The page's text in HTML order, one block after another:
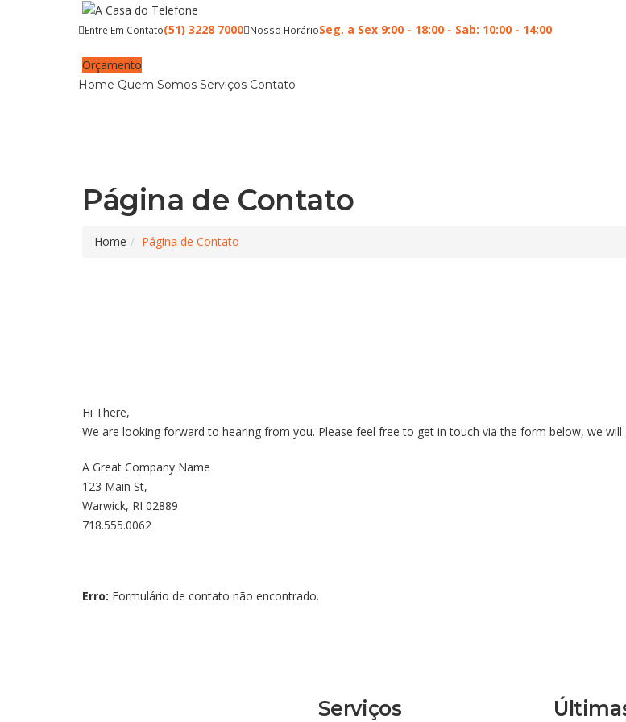
Entre Em Contato(51) 3228 7000 Nosso HorárioSeg. a Sex 9:00 - 18:00 - Sab: 10:00 - 14:00
Orçamento
Home Quem Somos Serviços Contato
Página de Contato
Home Página de Contato
Hi There,
We are looking forward to hearing from you. Please feel free to get in touch via the form below, we
A Great Company Name
123 Main St,
Warwick, RI 02889
718.555.0062
Erro: Formulário de contato não encontrado.
Serviços